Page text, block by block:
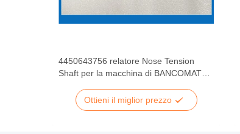
4450643756 relatore Nose Tension
Shaft per la macchina di BANCOMAT
Ottieni il miglior prezzo